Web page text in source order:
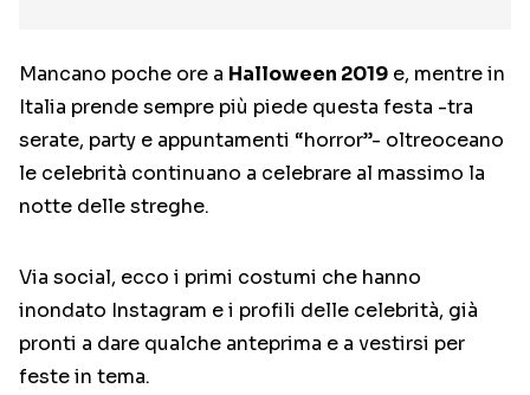
Mancano poche ore a Halloween 2019 e, mentre in
Italia prende sempre più piede questa festa -tra
serate, party e appuntamenti “horror”- oltreoceano
le celebrità continuano a celebrare al massimo la
notte delle streghe.
Via social, ecco i primi costumi che hanno
inondato Instagram e i profili delle celebrità, già
pronti a dare qualche anteprima e a vestirsi per
feste in tema.